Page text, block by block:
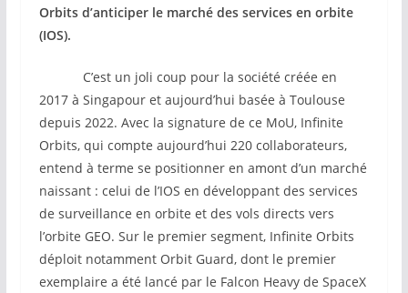
Orbits d’anticiper le marché des services en orbite
(IOS).
C’est un joli coup pour la société créée en
2017 à Singapour et aujourd’hui basée à Toulouse
depuis 2022. Avec la signature de ce MoU, Infinite
Orbits, qui compte aujourd’hui 220 collaborateurs,
entend à terme se positionner en amont d’un marché
naissant : celui de l’IOS en développant des services
de surveillance en orbite et des vols directs vers
l’orbite GEO. Sur le premier segment, Infinite Orbits
déploit notamment Orbit Guard, dont le premier
exemplaire a été lancé par le Falcon Heavy de SpaceX